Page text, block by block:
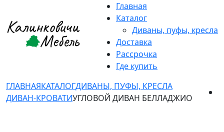
Главная
Каталог
Диваны, пуфы, кресла
Доставка
Рассрочка
Где купить
ГЛАВНАЯКАТАЛОГДИВАНЫ, ПУФЫ, КРЕСЛА
ДИВАН-КРОВАТИУГЛОВОЙ ДИВАН БЕЛЛАДЖИО